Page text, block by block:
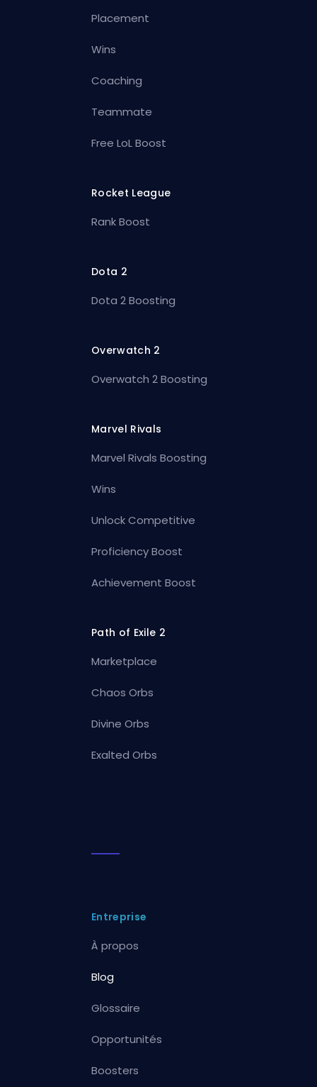
Placement
Wins
Coaching
Teammate
Free LoL Boost
Rocket League
Rank Boost
Dota 2
Dota 2 Boosting
Overwatch 2
Overwatch 2 Boosting
Marvel Rivals
Marvel Rivals Boosting
Wins
Unlock Competitive
Proficiency Boost
Achievement Boost
Path of Exile 2
Marketplace
Chaos Orbs
Divine Orbs
Exalted Orbs
Entreprise
À propos
Blog
Glossaire
Opportunités
Boosters